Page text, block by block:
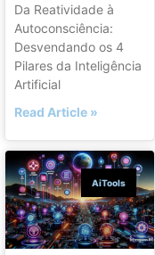
Da Reatividade à
Autoconsciência:
Desvendando os 4
Pilares da Inteligência
Artificial
Read Article »
AiTools